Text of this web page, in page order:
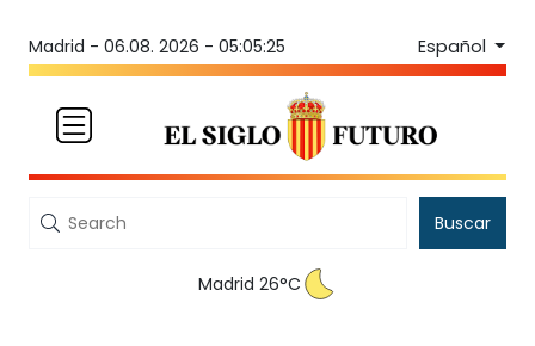
Madrid - 06.08. 2026 - 05:05:25 Español
Buscar
Madrid 26°C